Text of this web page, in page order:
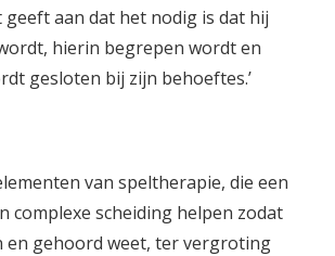
geeft aan dat het nodig is dat hij
hierin begrepen wordt en
gesloten bij zijn behoeftes.’
van speltherapie, die een
complexe scheiding helpen zodat
en gehoord weet, ter vergroting